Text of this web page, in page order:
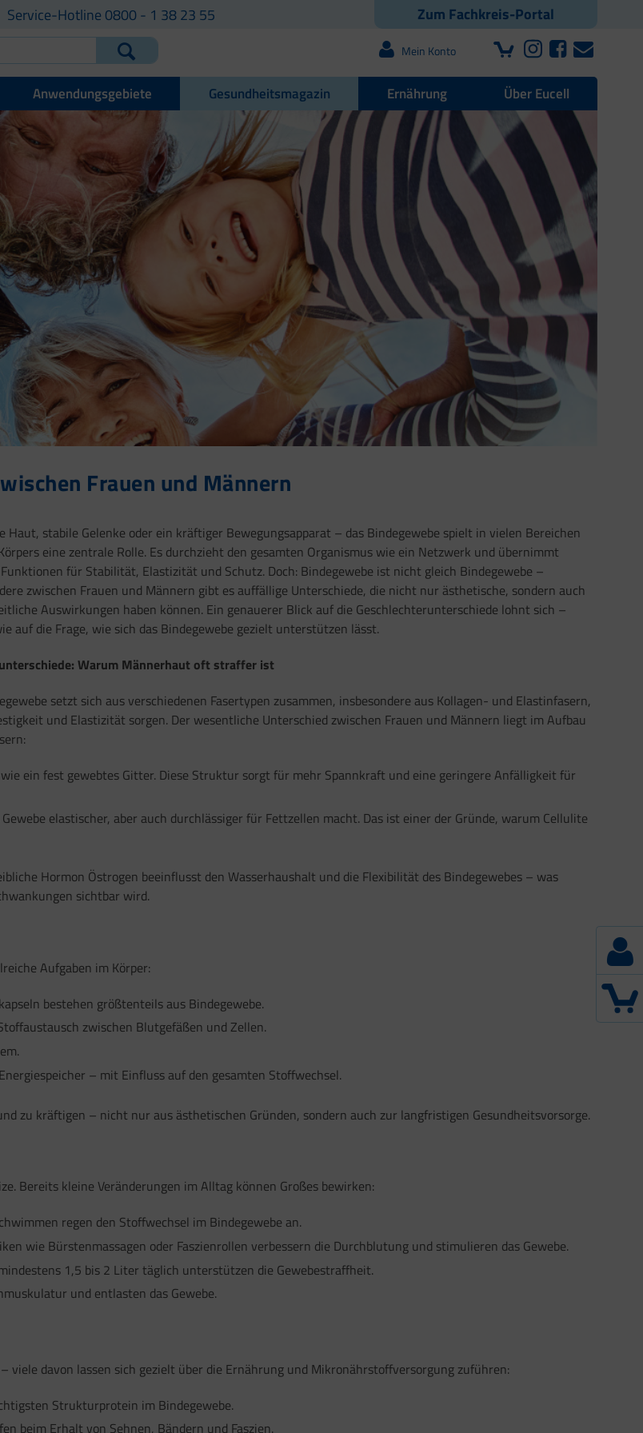
Zum Fachkreis-Portal
Service-Hotline 0800 - 1 38 23 55
Mein Konto
Anwendungsgebiete Gesundheitsmagazin Ernährung Über Eucell
Frauen und Männern
Haut, stabile Gelenke oder ein kräftiger Bewegungsapparat – das Bindegewebe spielt in vielen Bereichen
eine zentrale Rolle. Es durchzieht den gesamten Organismus wie ein Netzwerk und übernimmt
für Stabilität, Elastizität und Schutz. Doch: Bindegewebe ist nicht gleich Bindegewebe –
zwischen Frauen und Männern gibt es auffällige Unterschiede, die nicht nur ästhetische, sondern auch
Auswirkungen haben können. Ein genauerer Blick auf die Geschlechterunterschiede lohnt sich –
auf die Frage, wie sich das Bindegewebe gezielt unterstützen lässt.
Warum Männerhaut oft straffer ist
setzt sich aus verschiedenen Fasertypen zusammen, insbesondere aus Kollagen- und Elastinfasern,
und Elastizität sorgen. Der wesentliche Unterschied zwischen Frauen und Männern liegt im Aufbau
ein fest gewebtes Gitter. Diese Struktur sorgt für mehr Spannkraft und eine geringere Anfälligkeit für
elastischer, aber auch durchlässiger für Fettzellen macht. Das ist einer der Gründe, warum Cellulite
Hormon Östrogen beeinflusst den Wasserhaushalt und die Flexibilität des Bindegewebes – was
sichtbar wird.
Aufgaben im Körper:
bestehen größtenteils aus Bindegewebe.
zwischen Blutgefäßen und Zellen.
– mit Einfluss auf den gesamten Stoffwechsel.
zu kräftigen – nicht nur aus ästhetischen Gründen, sondern auch zur langfristigen Gesundheitsvorsorge.
Bereits kleine Veränderungen im Alltag können Großes bewirken:
regen den Stoffwechsel im Bindegewebe an.
wie Bürstenmassagen oder Faszienrollen verbessern die Durchblutung und stimulieren das Gewebe.
1,5 bis 2 Liter täglich unterstützen die Gewebestraffheit.
und entlasten das Gewebe.
davon lassen sich gezielt über die Ernährung und Mikronährstoffversorgung zuführen:
Strukturprotein im Bindegewebe.
beim Erhalt von Sehnen, Bändern und Faszien.